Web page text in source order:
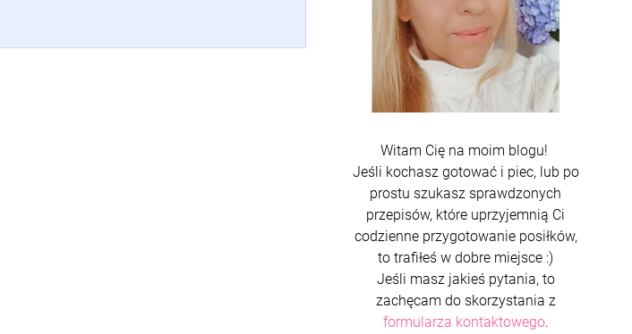
Witam Cię na moim blogu!
Jeśli kochasz gotować i piec, lub po
prostu szukasz sprawdzonych
przepisów, które uprzyjemnią Ci
codzienne przygotowanie posiłków,
to trafiłeś w dobre miejsce :)
Jeśli masz jakieś pytania, to
zachęcam do skorzystania z
formularza kontaktowego.